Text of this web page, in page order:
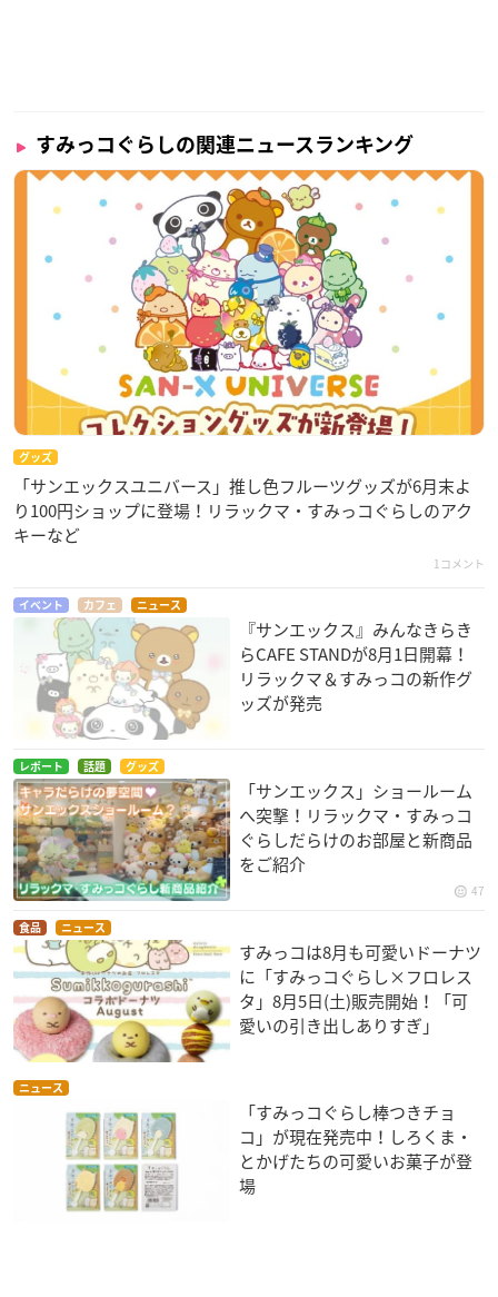
すみっコぐらしの関連ニュースランキング
グッズ
「サンエックスユニバース」推し色フルーツグッズが6月末よ
り100円ショップに登場！リラックマ・すみっコぐらしのアク
キーなど
1コメント
イベント カフェ ニュース
『サンエックス』みんなきらき
らCAFE STANDが8月1日開幕！
リラックマ＆すみっコの新作グ
ッズが発売
レポート 話題 グッズ
「サンエックス」ショールーム
へ突撃！リラックマ・すみっコ
ぐらしだらけのお部屋と新商品
をご紹介
47
食品 ニュース
すみっコは8月も可愛いドーナツ
に「すみっコぐらし×フロレス
タ」8月5日(土)販売開始！「可
愛いの引き出しありすぎ」
ニュース
「すみっコぐらし棒つきチョ
コ」が現在発売中！しろくま・
とかげたちの可愛いお菓子が登
場